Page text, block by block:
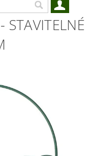
STAVITELNÉ